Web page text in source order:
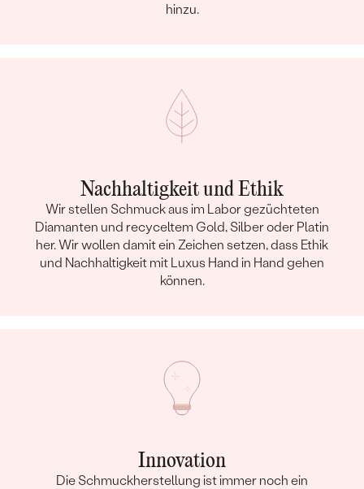
hinzu.
Nachhaltigkeit und Ethik
Wir stellen Schmuck aus im Labor gezüchteten
Diamanten und recyceltem Gold, Silber oder Platin
her. Wir wollen damit ein Zeichen setzen, dass Ethik
und Nachhaltigkeit mit Luxus Hand in Hand gehen
können.
Innovation
Die Schmuckherstellung ist immer noch ein